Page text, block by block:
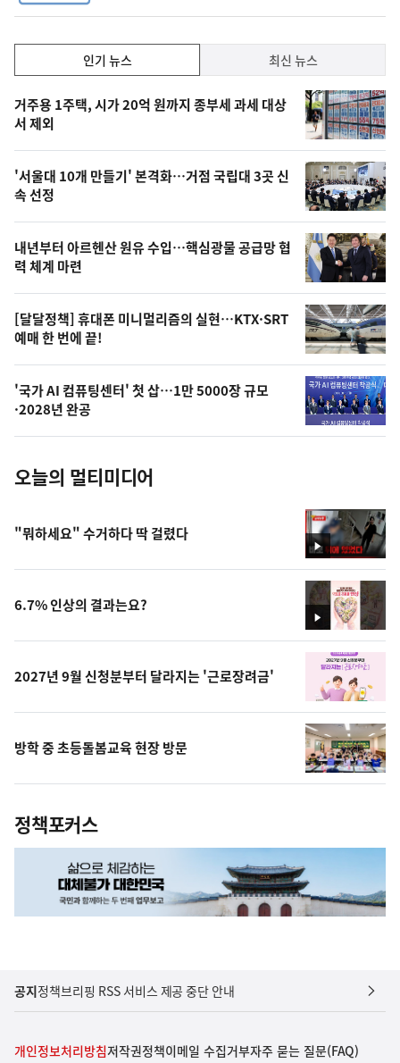
하
락
기,
최
신,
오
늘
의
영
상
오
늘
의
사
진
인기 뉴스 최신 뉴스
인
기
뉴
스
거주용 1주택, 시가 20억 원까지 종부세 과세 대상
서 제외
'서울대 10개 만들기' 본격화…거점 국립대 3곳 신
속 선정
내년부터 아르헨산 원유 수입…핵심광물 공급망 협
력 체계 마련
[달달정책] 휴대폰 미니멀리즘의 실현…KTX·SRT
예매 한 번에 끝!
'국가 AI 컴퓨팅센터' 첫 삽…1만 5000장 규모
·2028년 완공
오늘의 멀티미디어
영
상
"뭐하세요" 수거하다 딱 걸렸다
영
상
6.7% 인상의 결과는요?
2027년 9월 신청분부터 달라지는 '근로장려금'
방학 중 초등돌봄교육 현장 방문
정책포커스
공지정책브리핑 RSS 서비스 제공 중단 안내
개인정보처리방침저작권정책이메일 수집거부자주 묻는 질문(FAQ)